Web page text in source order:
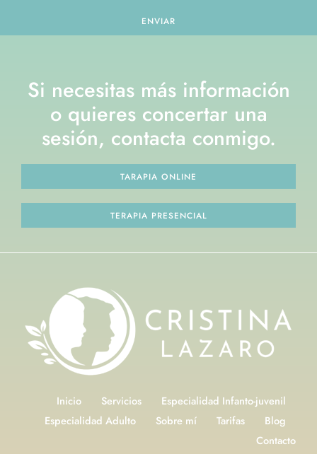
ENVIAR
Si necesitas más información
o quieres concertar una
sesión, contacta conmigo.
TARAPIA ONLINE
TERAPIA PRESENCIAL
Inicio Servicios
Especialidad Infanto-juvenil
Especialidad Adulto
Sobre mí Tarifas
Blog
Contacto